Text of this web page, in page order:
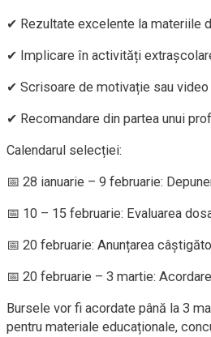
✔ Rezultate excelente la materiile
✔ Implicare în activități
✔ Scrisoare de motivație sau
✔ Recomandare din partea unui
Calendarul selecției:
📅 28 ianuarie – 9 februarie:
📅 10 – 15 februarie: Evaluarea
📅 20 februarie: Anunțarea
📅 20 februarie – 3 martie:
Bursele vor fi acordate până la 3
pentru materiale educaționale,